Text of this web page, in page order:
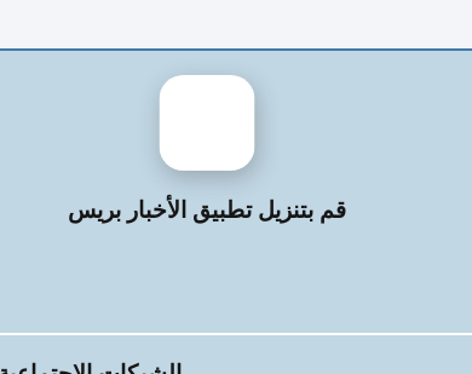
قم بتنزيل تطبيق الأخبار بريس